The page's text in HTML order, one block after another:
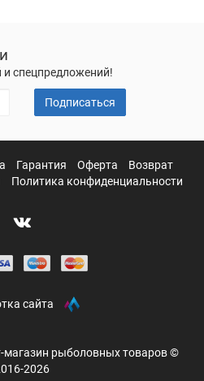
и спецпредложений!
Подписаться
Гарантия Оферта
Возврат
Политика конфиденциальности
сайта
магазин рыболовных товаров ©
2026